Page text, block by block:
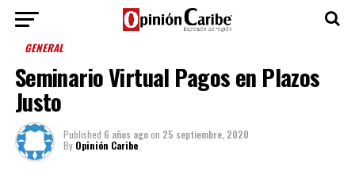
GENERAL
Seminario Virtual Pagos en Plazos
Justo
Published 6 años agoon 25 septiembre, 2020
By Opinión Caribe